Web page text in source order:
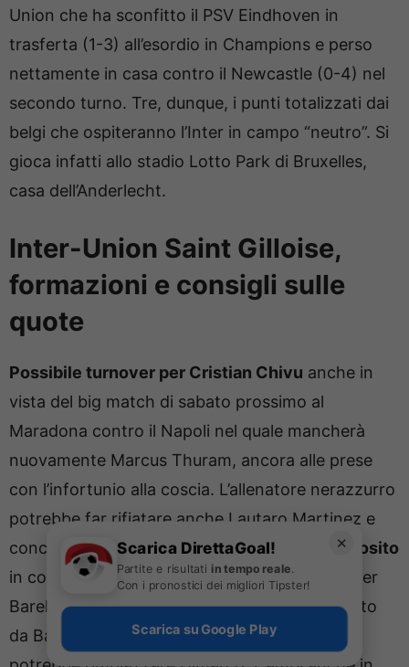
Union che ha sconfitto il PSV Eindhoven in
trasferta (1-3) all’esordio in Champions e perso
nettamente in casa contro il Newcastle (0-4) nel
secondo turno. Tre, dunque, i punti totalizzati dai
belgi che ospiteranno l’Inter in campo “neutro”. Si
gioca infatti allo stadio Lotto Park di Bruxelles,
casa dell’Anderlecht.
Inter-Union Saint Gilloise,
formazioni e consigli sulle
quote
Possibile turnover per Cristian Chivu anche in
vista del big match di sabato prossimo al
Maradona contro il Napoli nel quale mancherà
nuovamente Marcus Thuram, ancora alle prese
con l’infortunio alla coscia. L’allenatore nerazzurro
potrebbe far rifiatare anche Lautaro Martinez e
concederespazio dal primo minuto a Pio Esposito
in coppia con Bonny. Possibile riposo anche per
Barella e Mkhytarian, sostituiti dal primo minuto
da Barella e Zielinski mente Carlos Augusto
✕
Scarica DirettaGoal!
Partite e risultati in tempo reale.
Con i pronostici dei migliori Tipster!
Scarica su Google Play